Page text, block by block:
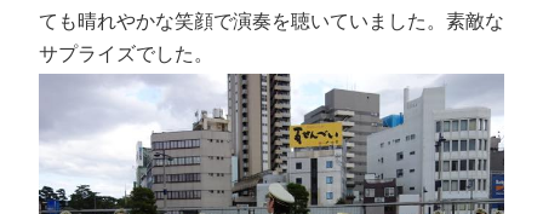
ても晴れやかな笑顔で演奏を聴いていました。素敵な
サプライズでした。